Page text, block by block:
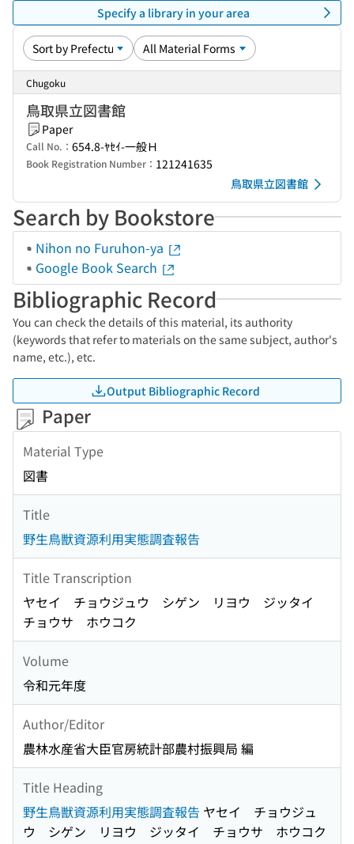
Specify a library in your area
Chugoku
鳥取県立図書館
Paper
Call No.： 654.8-ﾔｾｲ-一般Ｈ
Book Registration Number： 121241635
鳥取県立図書館
Search by Bookstore
Nihon no Furuhon-ya
Google Book Search
Bibliographic Record
You can check the details of this material, its authority
(keywords that refer to materials on the same subject, author's
name, etc.), etc.
Output Bibliographic Record
Paper
Material Type
図書
Title
野生鳥獣資源利用実態調査報告
Title Transcription
ヤセイ チョウジュウ シゲン リヨウ ジッタイ
チョウサ ホウコク
Volume
令和元年度
Author/Editor
農林水産省大臣官房統計部農村振興局 編
Title Heading
野生鳥獣資源利用実態調査報告 ヤセイ チョウジュ
ウ シゲン リヨウ ジッタイ チョウサ ホウコク